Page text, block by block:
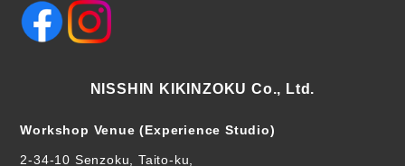
NISSHIN KIKINZOKU Co., Ltd.
Workshop Venue (Experience Studio)
2-34-10 Senzoku, Taito-ku,